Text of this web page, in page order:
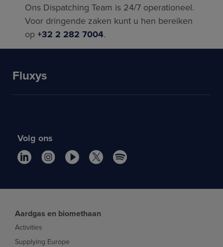
Ons Dispatching Team is 24/7 operationeel.
Voor dringende zaken kunt u hen bereiken
op +32 2 282 7004.
Fluxys
Volg ons
Aardgas en biomethaan
Activities
Supplying Europe